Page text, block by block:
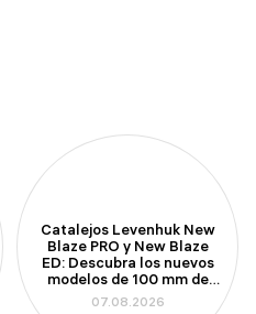
Catalejos Levenhuk New
Blaze PRO y New Blaze
ED: Descubra los nuevos
modelos de 100 mm de
apertura
07.08.2026